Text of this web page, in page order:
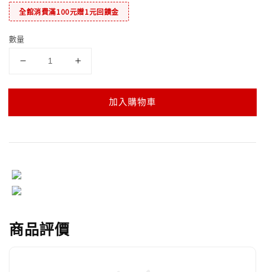
全館消費滿100元贈1元回饋金
數量
加入購物車
商品評價